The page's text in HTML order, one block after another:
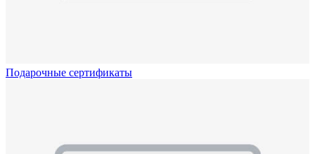
Подарочные сертификаты